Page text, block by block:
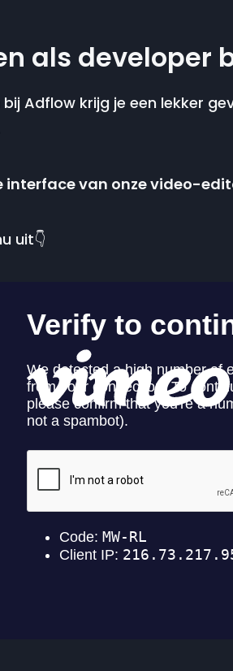
als developer
Adflow krijg je een lekker
interface van onze video-
uit👇